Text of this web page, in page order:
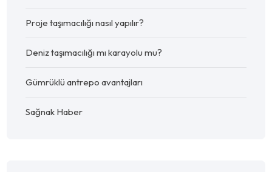
Proje taşımacılığı nasıl yapılır?
Deniz taşımacılığı mı karayolu mu?
Gümrüklü antrepo avantajları
Sağnak Haber